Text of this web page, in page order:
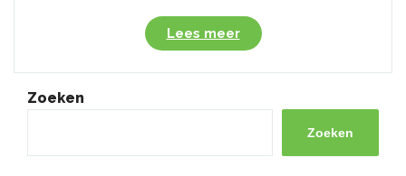
Lees meer“Ontdek
de
vrijheid
draadloze
tafellampen:
Verlichting
Zoeken
Zoeken